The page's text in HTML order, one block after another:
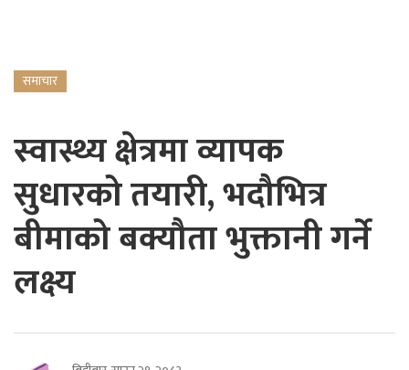
समाचार
स्वास्थ्य क्षेत्रमा व्यापक
सुधारको तयारी, भदौभित्र
बीमाको बक्यौता भुक्तानी गर्ने
लक्ष्य